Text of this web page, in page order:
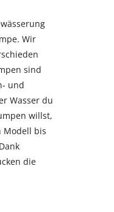
Wir
sind
und
Wasser du
willst,
Modell bis
die